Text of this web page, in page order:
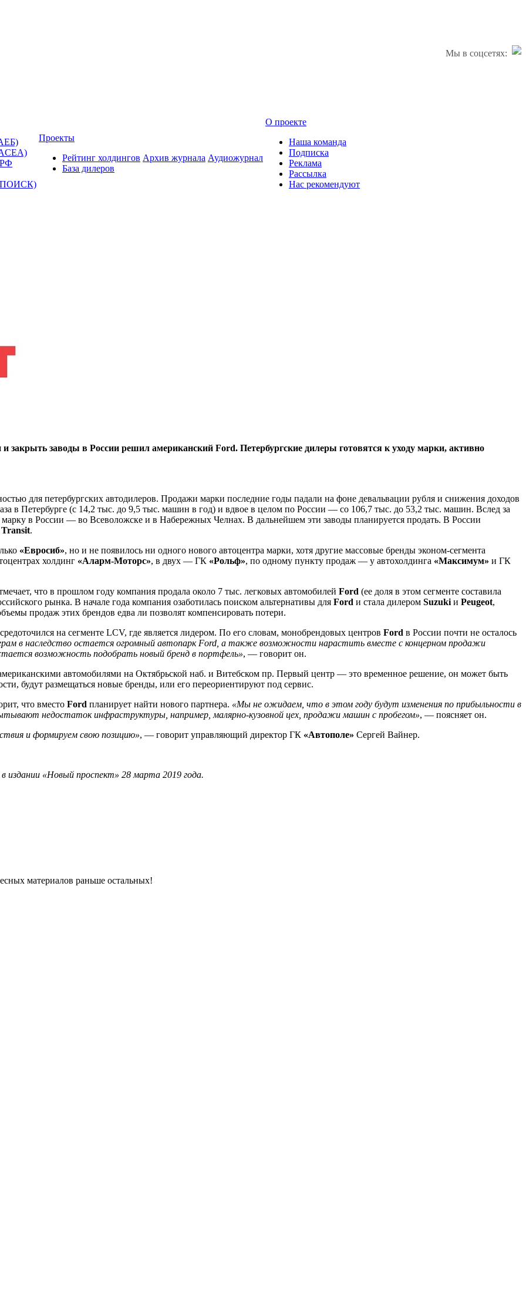
Мы в соцсетях:
РФ
ПОИСК)
Проекты
Рейтинг холдингов
База дилеров
Архив журнала Аудиожурнал
О проекте
Наша команда
Подписка
Реклама
Рассылка
Нас рекомендуют
закрыть заводы в России решил американский Ford. Петербургские дилеры готовятся к уходу марки, активно
для петербургских автодилеров. Продажи марки последние годы падали на фоне девальвации рубля и снижения доходов
в Петербурге (с 14,2 тыс. до 9,5 тыс. машин в год) и вдвое в целом по России — со 106,7 тыс. до 53,2 тыс. машин. Вслед за
в России — во Всеволожске и в Набережных Челнах. В дальнейшем эти заводы планируется продать. В России
.
«Евросиб», но и не появилось ни одного нового автоцентра марки, хотя другие массовые бренды эконом-сегмента
холдинг «Аларм-Моторс», в двух — ГК «Рольф», по одному пункту продаж — у автохолдинга «Максимум» и ГК
что в прошлом году компания продала около 7 тыс. легковых автомобилей Ford (ее доля в этом сегменте составила
рынка. В начале года компания озаботилась поиском альтернативы для Ford и стала дилером Suzuki и Peugeot,
продаж этих брендов едва ли позволят компенсировать потери.
на сегменте LCV, где является лидером. По его словам, монобрендовых центров Ford в России почти не осталось
в наследство остается огромный автопарк Ford, а также возможности нарастить вместе с концерном продажи
возможность подобрать новый бренд в портфель», — говорит он.
автомобилями на Октябрьской наб. и Витебском пр. Первый центр — это временное решение, он может быть
будут размещаться новые бренды, или его переориентируют под сервис.
что вместо Ford планирует найти нового партнера. «Мы не ожидаем, что в этом году будут изменения по прибыльности в
недостаток инфраструктуры, например, малярно-кузовной цех, продажи машин с пробегом», — поясняет он.
и формируем свою позицию», — говорит управляющий директор ГК «Автополе» Сергей Вайнер.
издании «Новый проспект» 28 марта 2019 года.
материалов раньше остальных!